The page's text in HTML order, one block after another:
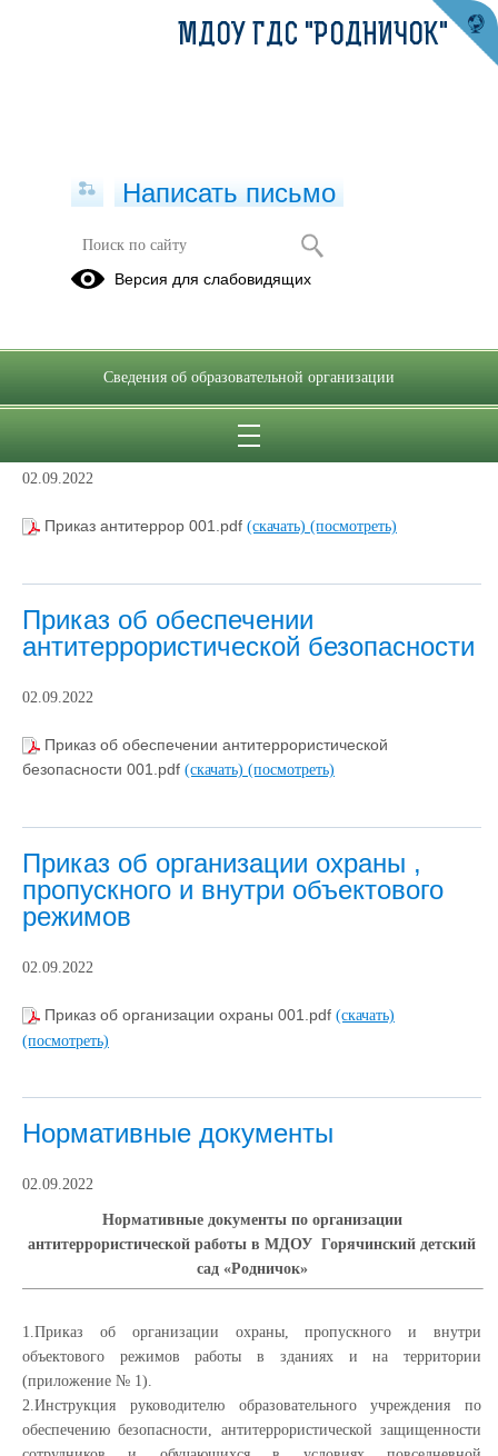
Антитеррористическая безопасность
Приказ о назначении ответственного
02.09.2022
Приказ антитеррор 001.pdf (скачать) (посмотреть)
Приказ об обеспечении
антитеррористической безопасности
02.09.2022
Приказ об обеспечении антитеррористической
безопасности 001.pdf (скачать) (посмотреть)
Приказ об организации охраны ,
пропускного и внутри объектового
режимов
02.09.2022
Приказ об организации охраны 001.pdf (скачать)
(посмотреть)
Нормативные документы
02.09.2022
Нормативные документы по организации
антитеррористической работы в МДОУ Горячинский детский
сад «Родничок»
1.Приказ об организации охраны, пропускного и внутри
объектового режимов работы в зданиях и на территории
(приложение № 1).
2.Инструкция руководителю образовательного учреждения по
обеспечению безопасности, антитеррористической защищенности
МДОУ ГДС "РОДНИЧОК"
Написать письмо
Версия для слабовидящих
Сведения об образовательной организации